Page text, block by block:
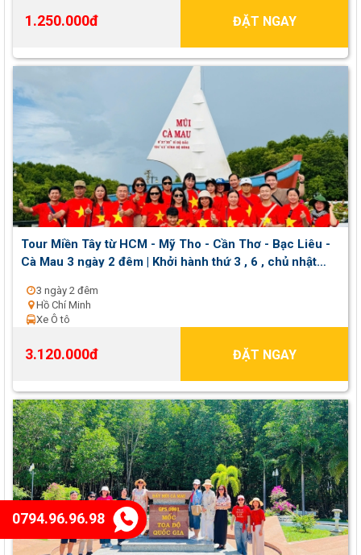
1.250.000đ ĐẶT NGAY
Tour Miền Tây từ HCM - Mỹ Tho - Cần Thơ - Bạc Liêu -
Cà Mau 3 ngày 2 đêm | Khởi hành thứ 3 , 6 , chủ nhật
3 ngày 2 đêm
Hồ Chí Minh
Xe Ô tô
3.120.000đ ĐẶT NGAY
0794.96.96.98